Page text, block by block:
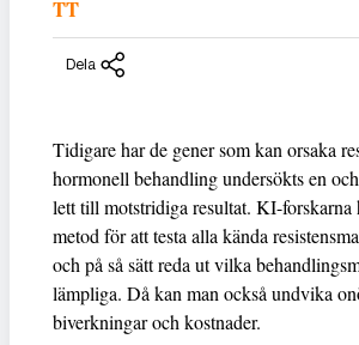
TT
Dela
Tidigare har de gener som kan orsaka
hormonell behandling undersökts en
lett till motstridiga resultat. KI-forskarna
metod för att testa alla kända
och på så sätt reda ut vilka
lämpliga. Då kan man också undvika
biverkningar och kostnader.